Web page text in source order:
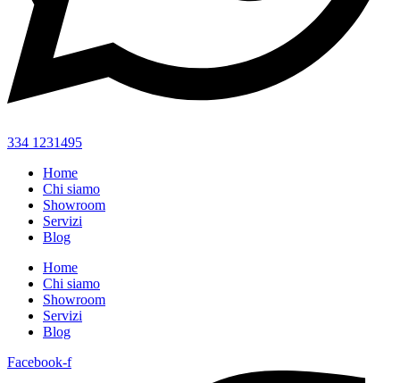
334 1231495
Home
Chi siamo
Showroom
Servizi
Blog
Home
Chi siamo
Showroom
Servizi
Blog
Facebook-f